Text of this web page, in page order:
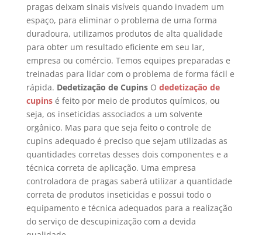
pragas deixam sinais visíveis quando invadem um
espaço, para eliminar o problema de uma forma
duradoura, utilizamos produtos de alta qualidade
para obter um resultado eficiente em seu lar,
empresa ou comércio. Temos equipes preparadas e
treinadas para lidar com o problema de forma fácil e
rápida. Dedetização de Cupins O dedetização de
cupinsé feito por meio de produtos químicos, ou
seja, os inseticidas associados a um solvente
orgânico. Mas para que seja feito o controle de
cupins adequado é preciso que sejam utilizadas as
quantidades corretas desses dois componentes e a
técnica correta de aplicação. Uma empresa
controladora de pragas saberá utilizar a quantidade
correta de produtos inseticidas e possui todo o
equipamento e técnica adequados para a realização
do serviço de descupinização com a devida